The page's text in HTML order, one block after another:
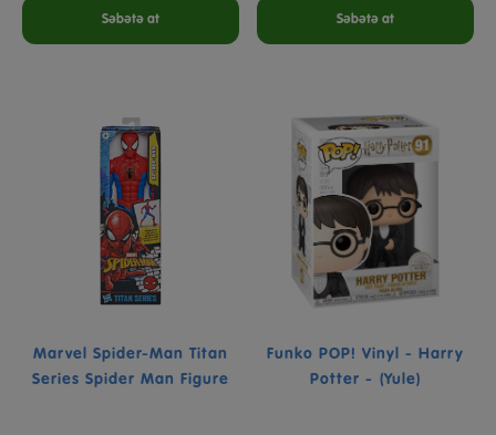
Səbətə at Səbətə at
Marvel Spider-Man Titan
Series Spider Man Figure
Funko POP! Vinyl - Harry
Potter - (Yule)